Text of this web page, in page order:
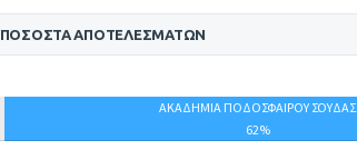
ΠΟΣΟΣΤΆ ΑΠΟΤΕΛΕΣΜΆΤΩΝ
ΑΚΑΔΗΜΙΑ ΠΟΔΟΣΦΑΙΡΟΥ ΣΟΥΔΑΣ
62%